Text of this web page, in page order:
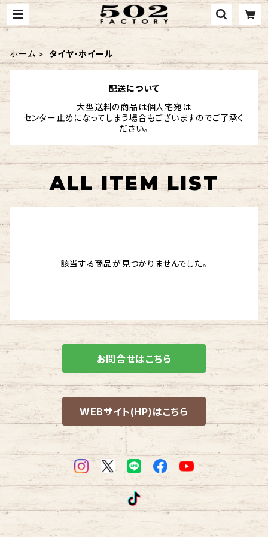
ホーム タイヤ・ホイール
配送について
大型送料の商品は個人宅宛は
センター止めになってしまう場合もございますのでご了承く
ださい。
ALL ITEM LIST
該当する商品が見つかりませんでした。
お問合せはこちら
WEBサイト(HP)はこちら